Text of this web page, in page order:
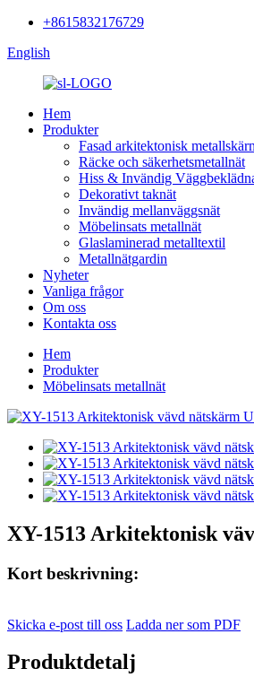
+8615832176729
English
Hem
Produkter
Fasad arkitektonisk
Räcke och säkerhetsmetallnät
Hiss & Invändig
Dekorativt taknät
Invändig mellanväggsnät
Möbelinsats metallnät
Glaslaminerad metalltextil
Metallnätgardin
Nyheter
Vanliga frågor
Om oss
Kontakta oss
Hem
Produkter
Möbelinsats metallnät
XY-1513 Arkitektonisk
Kort beskrivning:
Skicka e-post till oss Ladda ner som PDF
Produktdetalj